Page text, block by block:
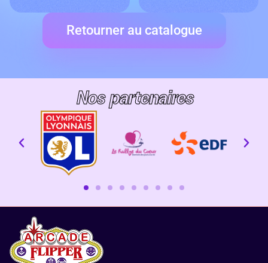
Retourner au catalogue
Nos partenaires